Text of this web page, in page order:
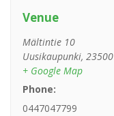
Venue
Mältintie 10
Uusikaupunki, 23500
+ Google Map
Phone:
0447047799